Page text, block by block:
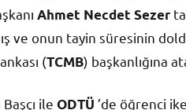
Ahmet Necdet Sezer
ve onun tayin süresinin
(TCMB) başkanlığına
Başçı ile ODTÜ ’de öğrenci